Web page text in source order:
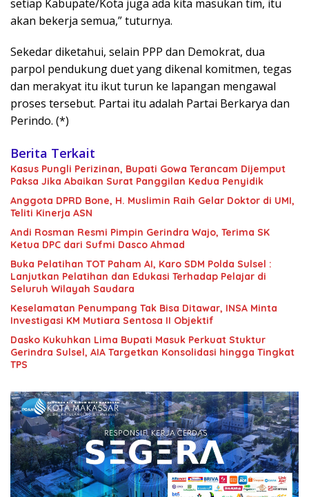
setiap Kabupate/Kota juga ada kita masukan tim, itu
akan bekerja semua,” tuturnya.
Sekedar diketahui, selain PPP dan Demokrat, dua
parpol pendukung duet yang dikenal komitmen, tegas
dan merakyat itu ikut turun ke lapangan mengawal
proses tersebut. Partai itu adalah Partai Berkarya dan
Perindo. (*)
Berita Terkait
Kasus Pungli Perizinan, Bupati Gowa Terancam Dijemput
Paksa Jika Abaikan Surat Panggilan Kedua Penyidik
Anggota DPRD Bone, H. Muslimin Raih Gelar Doktor di UMI,
Teliti Kinerja ASN
Andi Rosman Resmi Pimpin Gerindra Wajo, Terima SK
Ketua DPC dari Sufmi Dasco Ahmad
Buka Pelatihan TOT Paham AI, Karo SDM Polda Sulsel :
Lanjutkan Pelatihan dan Edukasi Terhadap Pelajar di
Seluruh Wilayah Saudara
Keselamatan Penumpang Tak Bisa Ditawar, INSA Minta
Investigasi KM Mutiara Sentosa II Objektif
Dasko Kukuhkan Lima Bupati Masuk Perkuat Stuktur
Gerindra Sulsel, AIA Targetkan Konsolidasi hingga Tingkat
TPS